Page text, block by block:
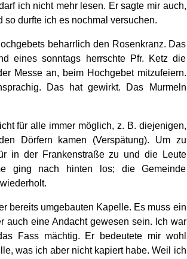
ich nicht mehr lesen. Er sagte mir auch,
durfte ich es nochmal versuchen.
beharrlich den Rosenkranz. Das
eines sonntags herrschte Pfr. Ketz die
Messe an, beim Hochgebet mitzufeiern.
Das hat gewirkt. Das Murmeln
für alle immer möglich, z. B. diejenigen,
Dörfern kamen (Verspätung). Um zu
in der Frankenstraße zu und die Leute
ging nach hinten los; die Gemeinde
bereits umgebauten Kapelle. Es muss ein
auch eine Andacht gewesen sein. Ich war
Fass mächtig. Er bedeutete mir wohl
was ich aber nicht kapiert habe. Weil ich